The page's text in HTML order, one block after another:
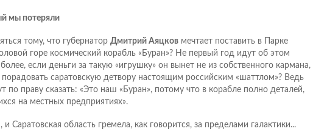
мы потеряли
тому, что губернатор Дмитрий Аяцковмечтает поставить в Парке
горе космический корабль «Буран»? Не первый год идут об этом
если деньги за такую «игрушку» он вынет не из собственного кармана,
саратовскую детвору настоящим российским «шаттлом»? Ведь
по праву сказать: «Это наш «Буран», потому что в корабле полно деталей,
на местных предприятиях».
Саратовская область гремела, как говорится, за пределами галактики...